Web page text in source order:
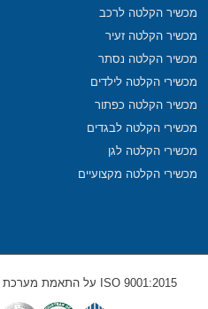
מכשיר הקלטה לרכב
מכשיר הקלטה זעיר
מכשיר הקלטה נסתר
מכשירי הקלטה לילדים
מכשיר הקלטה כפתור
מכשירי הקלטה לבגדים
מכשירי הקלטה לגן
מכשירי הקלטה מקצועיים
ISO 9001:2015 על התאמת מערכת ניהול האיכות של הארגון בדרישות